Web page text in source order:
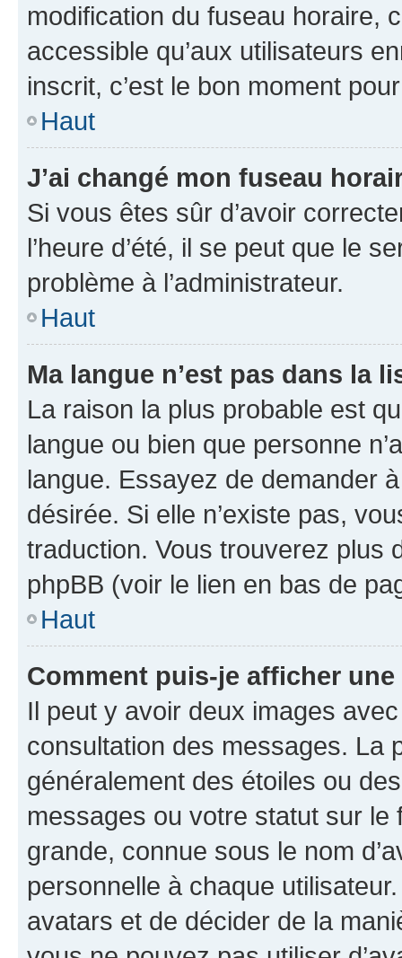
modification du fuseau horaire,
accessible qu’aux utilisateurs
inscrit, c’est le bon moment
Haut
J’ai changé mon fuseau
Si vous êtes sûr d’avoir
l’heure d’été, il se peut que le
problème à l’administrateur.
Haut
Ma langue n’est pas dans la
La raison la plus probable est
langue ou bien que personne
langue. Essayez de demander
désirée. Si elle n’existe pas,
traduction. Vous trouverez plus
phpBB (voir le lien en bas de
Haut
Comment puis-je afficher
Il peut y avoir deux images
consultation des messages. La
généralement des étoiles ou
messages ou votre statut sur
grande, connue sous le nom
personnelle à chaque utilisateur.
avatars et de décider de la